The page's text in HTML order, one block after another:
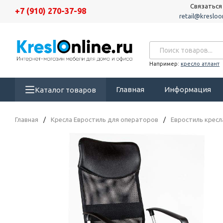
+7 (910) 270-37-98
Например: кресло атлант
Каталог товаров Главная Информация
Главная / Кресла Евростиль для операторов / Евростиль